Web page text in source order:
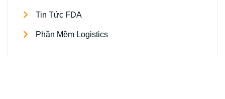
Tin Tức FDA
Phần Mềm Logistics